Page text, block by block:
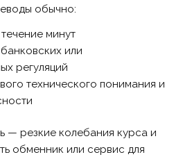
обычно:
минут
или
регуляций
технического понимания и
— резкие колебания курса и
обменник или сервис для